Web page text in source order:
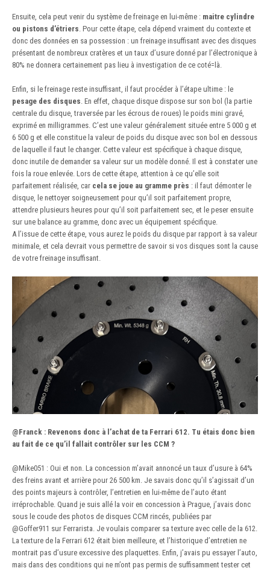
Ensuite, cela peut venir du système de freinage en lui-même : maitre cylindre
ou pistons d’étriers. Pour cette étape, cela dépend vraiment du contexte et
donc des données en sa possession : un freinage insuffisant avec des disques
présentant de nombreux cratères et un taux d’usure donné par l’électronique à
80% ne donnera certainement pas lieu à investigation de ce coté=là.
Enfin, si le freinage reste insuffisant, il faut procéder à l’étape ultime : le
pesage des disques. En effet, chaque disque dispose sur son bol (la partie
centrale du disque, traversée par les écrous de roues) le poids mini gravé,
exprimé en milligrammes. C’est une valeur généralement située entre 5 000 g et
6 500 g et elle constitue la valeur de poids du disque avec son bol en dessous
de laquelle il faut le changer. Cette valeur est spécifique à chaque disque,
donc inutile de demander sa valeur sur un modèle donné. Il est à constater une
fois la roue enlevée. Lors de cette étape, attention à ce qu’elle soit
parfaitement réalisée, car cela se joue au gramme près : il faut démonter le
disque, le nettoyer soigneusement pour qu’il soit parfaitement propre,
attendre plusieurs heures pour qu’il soit parfaitement sec, et le peser ensuite
sur une balance au gramme, donc avec un équipement spécifique.
A l’issue de cette étape, vous aurez le poids du disque par rapport à sa valeur
minimale, et cela devrait vous permettre de savoir si vos disques sont la cause
de votre freinage insuffisant.
@Franck : Revenons donc à l’achat de ta Ferrari 612. Tu étais donc bien
au fait de ce qu’il fallait contrôler sur les CCM ?
@Mike051 : Oui et non. La concession m’avait annoncé un taux d’usure à 64%
des freins avant et arrière pour 26 500 km. Je savais donc qu’il s’agissait d’un
des points majeurs à contrôler, l’entretien en lui-même de l’auto étant
irréprochable. Quand je suis allé la voir en concession à Prague, j’avais donc
sous le coude des photos de disques CCM rincés, publiées par
@Goffer911 sur Ferrarista. Je voulais comparer sa texture avec celle de la 612.
La texture de la Ferrari 612 était bien meilleure, et l’historique d’entretien ne
montrait pas d’usure excessive des plaquettes. Enfin, j’avais pu essayer l’auto,
mais dans des conditions qui ne m’ont pas permis de suffisamment tester cet